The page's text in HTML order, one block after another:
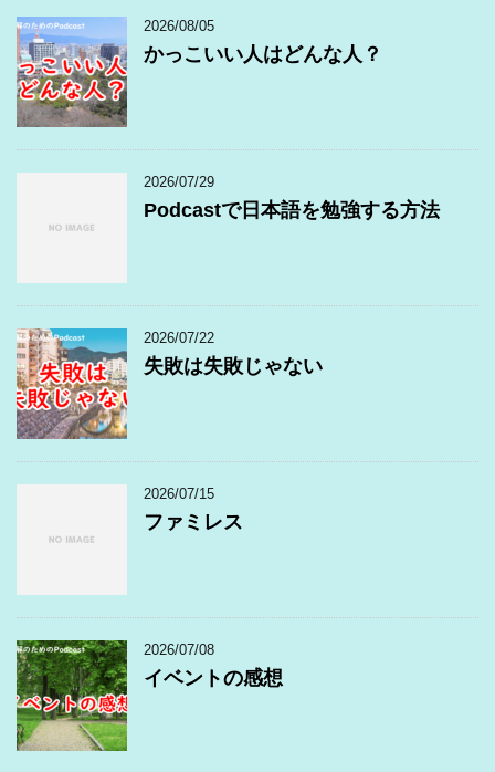
2026/08/05
かっこいい人はどんな人？
2026/07/29
Podcastで日本語を勉強する方法
2026/07/22
失敗は失敗じゃない
2026/07/15
ファミレス
2026/07/08
イベントの感想